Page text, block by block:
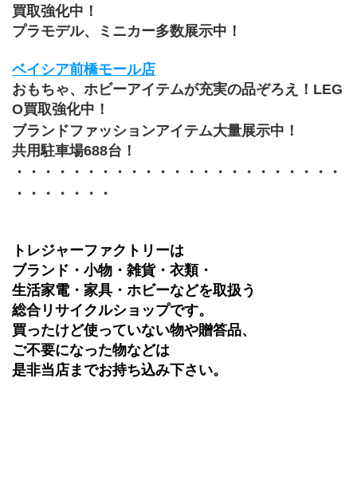
買取強化中！
プラモデル、ミニカー多数展示中！
ベイシア前橋モール店
おもちゃ、ホビーアイテムが充実の品ぞろえ！LEG
O買取強化中！
ブランドファッションアイテム大量展示中！
共用駐車場688台！
・・・・・・・・・・・・・・・・・・・・・・・
・・・・・・・
トレジャーファクトリーは
ブランド・小物・雑貨・衣類・
生活家電・家具・ホビーなどを取扱う
総合リサイクルショップです。
買ったけど使っていない物や贈答品、
ご不要になった物などは
是非当店までお持ち込み下さい。